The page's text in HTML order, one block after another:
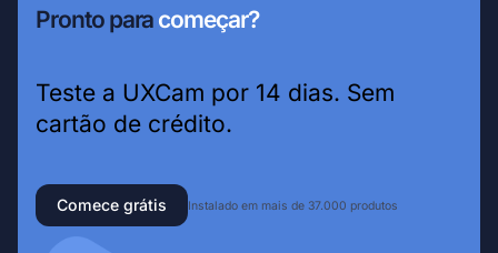
Pronto para começar?
Teste a UXCam por 14 dias. Sem
cartão de crédito.
Comece grátis Instalado em mais de 37.000 produtos